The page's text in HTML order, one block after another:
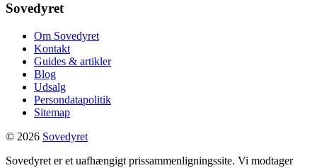
Sovedyret
Om Sovedyret
Kontakt
Guides & artikler
Blog
Udsalg
Persondatapolitik
Sitemap
© 2026 Sovedyret
Sovedyret er et uafhængigt prissammenligningssite. Vi modtager